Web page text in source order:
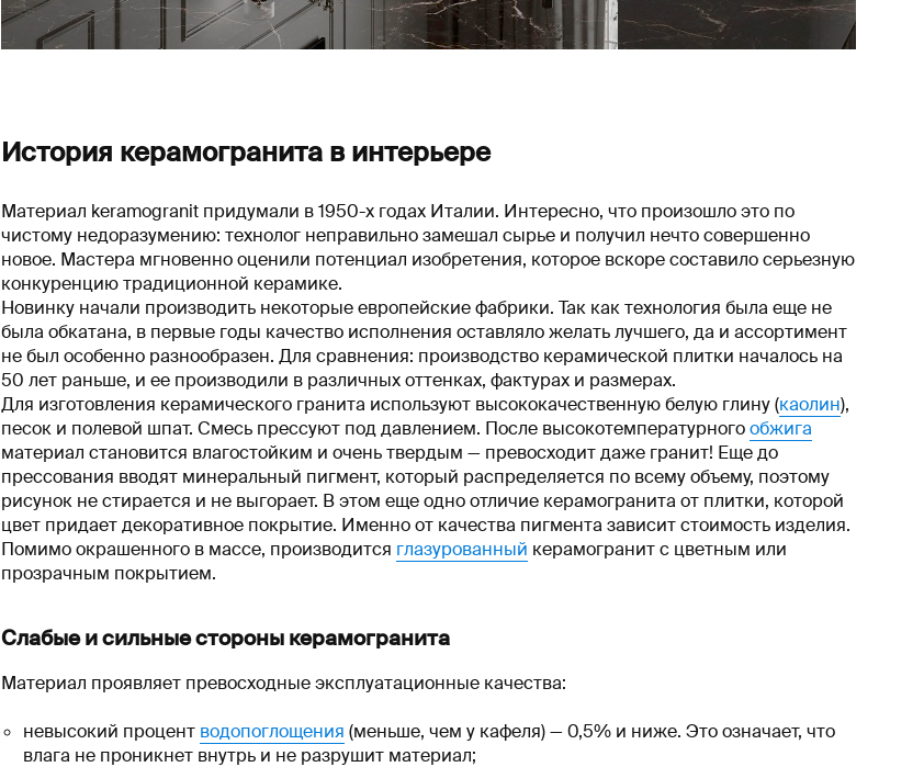
История керамогранита в интерьере
Материал keramogranit придумали в 1950-х годах Италии. Интересно, что произошло это по
чистому недоразумению: технолог неправильно замешал сырье и получил нечто совершенно
новое. Мастера мгновенно оценили потенциал изобретения, которое вскоре составило серьезную
конкуренцию традиционной керамике.
Новинку начали производить некоторые европейские фабрики. Так как технология была еще не
была обкатана, в первые годы качество исполнения оставляло желать лучшего, да и ассортимент
не был особенно разнообразен. Для сравнения: производство керамической плитки началось на
50 лет раньше, и ее производили в различных оттенках, фактурах и размерах.
Для изготовления керамического гранита используют высококачественную белую глину (каолин),
песок и полевой шпат. Смесь прессуют под давлением. После высокотемпературногообжига
материал становится влагостойким и очень твердым — превосходит даже гранит! Еще до
прессования вводят минеральный пигмент, который распределяется по всему объему, поэтому
рисунок не стирается и не выгорает. В этом еще одно отличие керамогранита от плитки, которой
цвет придает декоративное покрытие. Именно от качества пигмента зависит стоимость изделия.
Помимо окрашенного в массе, производится глазурованный керамогранит с цветным или
прозрачным покрытием.
Слабые и сильные стороны керамогранита
Материал проявляет превосходные эксплуатационные качества:
невысокий процент водопоглощения (меньше, чем у кафеля) — 0,5% и ниже. Это означает, что
влага не проникнет внутрь и не разрушит материал;